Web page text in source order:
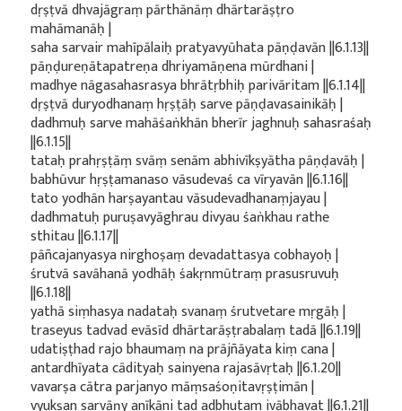
dṛṣṭvā dhvajāgraṃ pārthānāṃ dhārtarāṣṭro
mahāmanāḥ |
saha sarvair mahīpālaiḥ pratyavyūhata pāṇḍavān ||6.1.13||
pāṇḍureṇātapatreṇa dhriyamāṇena mūrdhani |
madhye nāgasahasrasya bhrātṛbhiḥ parivāritam ||6.1.14||
dṛṣṭvā duryodhanaṃ hṛṣṭāḥ sarve pāṇḍavasainikāḥ |
dadhmuḥ sarve mahāśaṅkhān bherīr jaghnuḥ sahasraśaḥ
||6.1.15||
tataḥ prahṛṣṭāṃ svāṃ senām abhivīkṣyātha pāṇḍavāḥ |
babhūvur hṛṣṭamanaso vāsudevaś ca vīryavān ||6.1.16||
tato yodhān harṣayantau vāsudevadhanaṃjayau |
dadhmatuḥ puruṣavyāghrau divyau śaṅkhau rathe
sthitau ||6.1.17||
pāñcajanyasya nirghoṣaṃ devadattasya cobhayoḥ |
śrutvā savāhanā yodhāḥ śakṛnmūtraṃ prasusruvuḥ
||6.1.18||
yathā siṃhasya nadataḥ svanaṃ śrutvetare mṛgāḥ |
traseyus tadvad evāsīd dhārtarāṣṭrabalaṃ tadā ||6.1.19||
udatiṣṭhad rajo bhaumaṃ na prājñāyata kiṃ cana |
antardhīyata cādityaḥ sainyena rajasāvṛtaḥ ||6.1.20||
vavarṣa cātra parjanyo māṃsaśoṇitavṛṣṭimān |